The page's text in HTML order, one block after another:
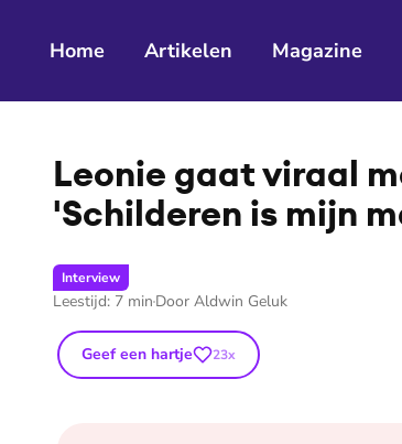
Home Artikelen Magazine
Leonie gaat viraal
'Schilderen is mijn
Interview
Leestijd: 7 min Door Aldwin Geluk
Geef een hartje 23x